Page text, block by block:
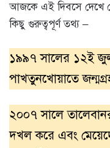
আজকে এই দিবসে দেখে
কিছু গুরুত্বপূর্ণ তথ্য –
১৯৯৭ সালের ১২ই
পাখতুনখোয়াতে
২০০৭ সালে
দখল করে এবং